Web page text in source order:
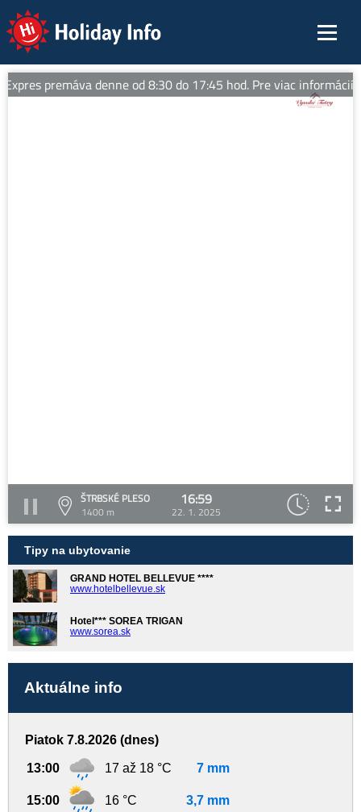
Holiday Info
premáva denne od 8:30 do 17:45 hod. Pre viac
ŠTRBSKÉ PLESO
1400 m
16:59
22. 1. 2025
Tipy na ubytovanie
GRAND HOTEL BELLEVUE ****
www.hotelbellevue.sk
Hotel*** SOREA TRIGAN
www.sorea.sk
Aktuálne info
Piatok 7.8.2026 (dnes)
13:00 17 až 18 °C 7 mm
15:00 16 °C 3,7 mm